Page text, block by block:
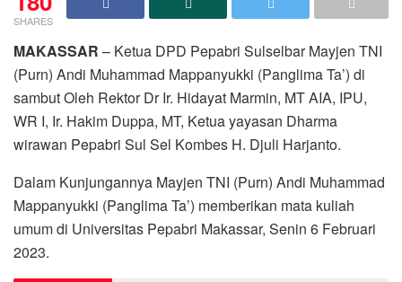
SHARES
MAKASSAR – Ketua DPD Pepabri Sulselbar Mayjen TNI
(Purn) Andi Muhammad Mappanyukki (Panglima Ta’) di
sambut Oleh Rektor Dr Ir. Hidayat Marmin, MT AIA, IPU,
WR I, Ir. Hakim Duppa, MT, Ketua yayasan Dharma
wirawan Pepabri Sul Sel Kombes H. Djuli Harjanto.
Dalam Kunjungannya Mayjen TNI (Purn) Andi Muhammad
Mappanyukki (Panglima Ta’) memberikan mata kuliah
umum di Universitas Pepabri Makassar, Senin 6 Februari
2023.